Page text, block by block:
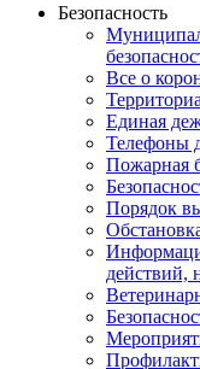
Безопасность
Все о
Единая
Телефоны
Пожарная
Порядок
действий,